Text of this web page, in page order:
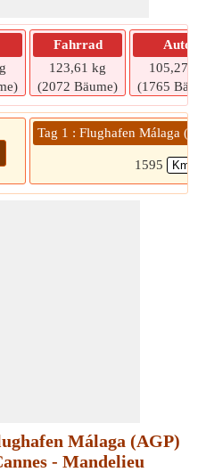
Fahrrad
123,61 kg
(2072 Bäume)
Auto
105,27 kg
(1765
Tag 1 : Flughafen Málaga
1595
Málaga (AGP)
- Mandelieu